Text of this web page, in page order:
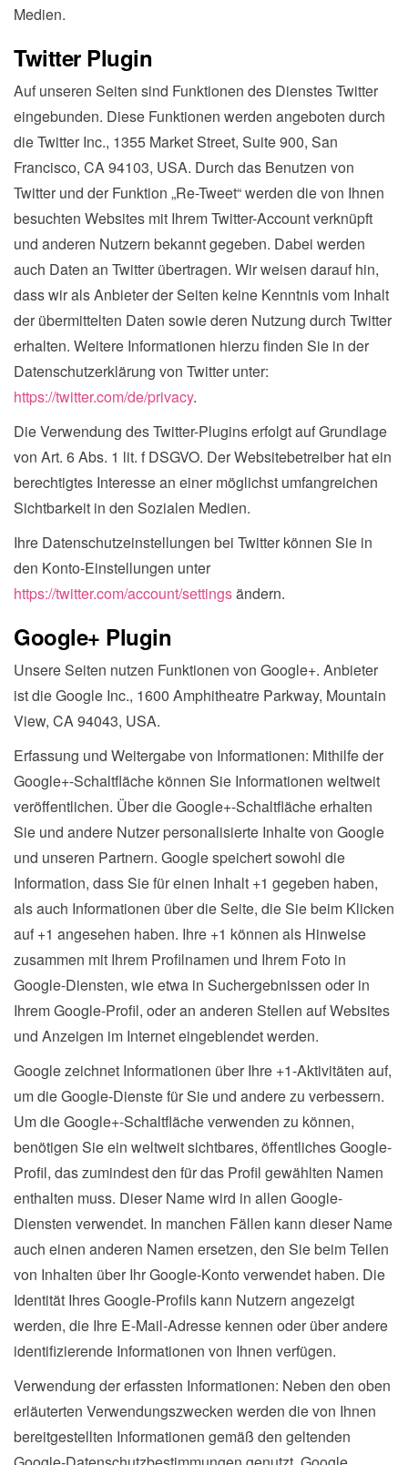
Medien.
Twitter Plugin
Auf unseren Seiten sind Funktionen des Dienstes Twitter
eingebunden. Diese Funktionen werden angeboten durch
die Twitter Inc., 1355 Market Street, Suite 900, San
Francisco, CA 94103, USA. Durch das Benutzen von
Twitter und der Funktion „Re-Tweet“ werden die von Ihnen
besuchten Websites mit Ihrem Twitter-Account verknüpft
und anderen Nutzern bekannt gegeben. Dabei werden
auch Daten an Twitter übertragen. Wir weisen darauf hin,
dass wir als Anbieter der Seiten keine Kenntnis vom Inhalt
der übermittelten Daten sowie deren Nutzung durch Twitter
erhalten. Weitere Informationen hierzu finden Sie in der
Datenschutzerklärung von Twitter unter:
https://twitter.com/de/privacy.
Die Verwendung des Twitter-Plugins erfolgt auf Grundlage
von Art. 6 Abs. 1 lit. f DSGVO. Der Websitebetreiber hat ein
berechtigtes Interesse an einer möglichst umfangreichen
Sichtbarkeit in den Sozialen Medien.
Ihre Datenschutzeinstellungen bei Twitter können Sie in
den Konto-Einstellungen unter
https://twitter.com/account/settingsändern.
Google+ Plugin
Unsere Seiten nutzen Funktionen von Google+. Anbieter
ist die Google Inc., 1600 Amphitheatre Parkway, Mountain
View, CA 94043, USA.
Erfassung und Weitergabe von Informationen: Mithilfe der
Google+-Schaltfläche können Sie Informationen weltweit
veröffentlichen. Über die Google+-Schaltfläche erhalten
Sie und andere Nutzer personalisierte Inhalte von Google
und unseren Partnern. Google speichert sowohl die
Information, dass Sie für einen Inhalt +1 gegeben haben,
als auch Informationen über die Seite, die Sie beim Klicken
auf +1 angesehen haben. Ihre +1 können als Hinweise
zusammen mit Ihrem Profilnamen und Ihrem Foto in
Google-Diensten, wie etwa in Suchergebnissen oder in
Ihrem Google-Profil, oder an anderen Stellen auf Websites
und Anzeigen im Internet eingeblendet werden.
Google zeichnet Informationen über Ihre +1-Aktivitäten auf,
um die Google-Dienste für Sie und andere zu verbessern.
Um die Google+-Schaltfläche verwenden zu können,
benötigen Sie ein weltweit sichtbares, öffentliches Google-
Profil, das zumindest den für das Profil gewählten Namen
enthalten muss. Dieser Name wird in allen Google-
Diensten verwendet. In manchen Fällen kann dieser Name
auch einen anderen Namen ersetzen, den Sie beim Teilen
von Inhalten über Ihr Google-Konto verwendet haben. Die
Identität Ihres Google-Profils kann Nutzern angezeigt
werden, die Ihre E-Mail-Adresse kennen oder über andere
identifizierende Informationen von Ihnen verfügen.
Verwendung der erfassten Informationen: Neben den oben
erläuterten Verwendungszwecken werden die von Ihnen
bereitgestellten Informationen gemäß den geltenden